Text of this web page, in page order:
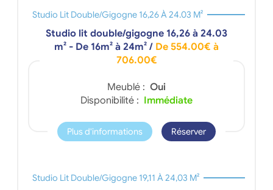
Studio Lit Double/gigogne 16,26 À 24.03 M²
Studio lit double/gigogne 16,26 à 24.03
m² - De 16m² à 24m² / De 554.00€ à
706.00€
Meublé : Oui
Disponibilité : Immédiate
Plus d'informations Réserver
Studio Lit Double/gigogne 19,11 À 24,03 M²